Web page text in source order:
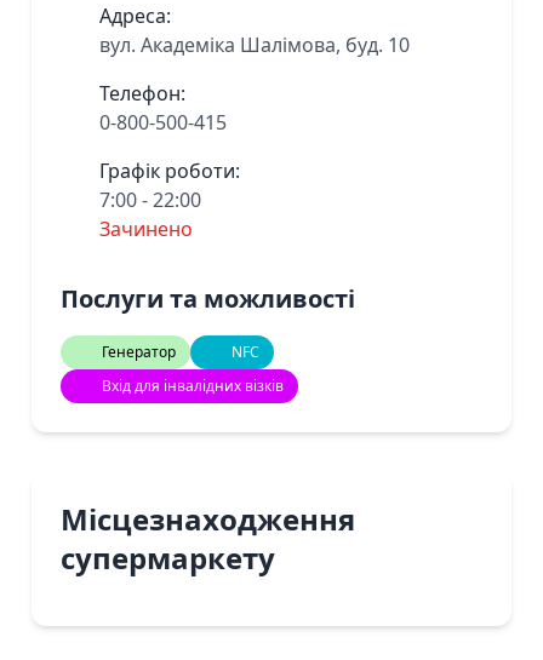
Адреса:
вул. Академіка Шалімова, буд. 10
Телефон:
0-800-500-415
Графік роботи:
7:00 - 22:00
Зачинено
Послуги та можливості
Генератор
NFC
Вхід для інвалідних візків
Місцезнаходження
супермаркету